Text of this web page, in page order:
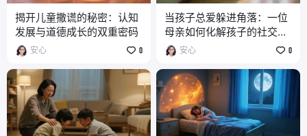
揭开儿童撒谎的秘密：认知
发展与道德成长的双重密码
安心 0
当孩子总爱躲进角落：一位
母亲如何化解孩子的社交焦
虑 安心 0